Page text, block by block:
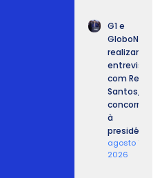
G1 e
GloboNews
realizam
entrevista
com Renan
Santos,
concorrente
à
presidência.
agosto 7,
2026